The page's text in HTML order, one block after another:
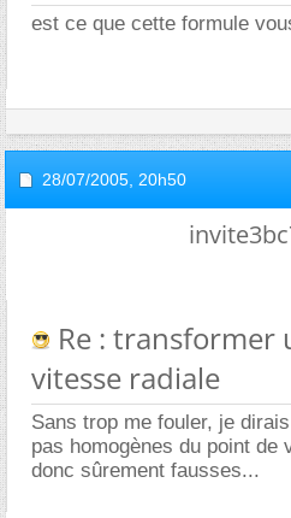
est ce que cette formule
28/07/2005, 20h50
Re : transformer
vitesse radiale
Sans trop me fouler, je
pas homogènes du point de
donc sûrement fausses...